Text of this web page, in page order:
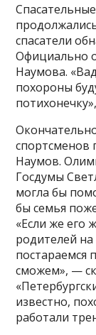
спасатели
Официально
Наумова.
похороны
спортсменов
Наумов.
Госдумы
могла бы
бы семья
«Если же его
родителей
постараемся
сможем», —
известно,
работали